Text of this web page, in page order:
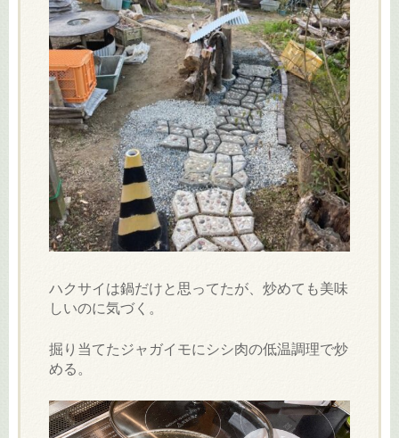
ハクサイは鍋だけと思ってたが、炒めても美味
しいのに気づく。
掘り当てたジャガイモにシシ肉の低温調理で炒
める。